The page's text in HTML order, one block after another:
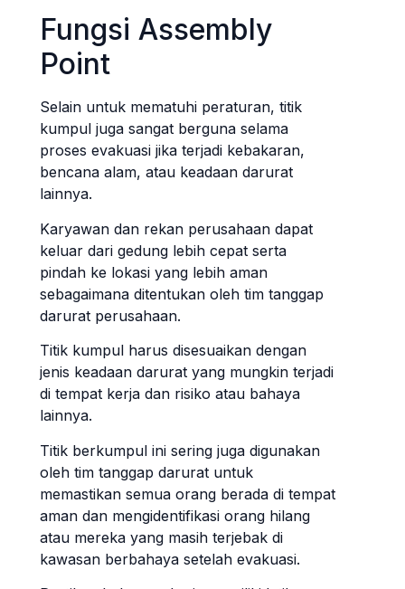
Fungsi Assembly
Point
Selain untuk mematuhi peraturan, titik
kumpul juga sangat berguna selama
proses evakuasi jika terjadi kebakaran,
bencana alam, atau keadaan darurat
lainnya.
Karyawan dan rekan perusahaan dapat
keluar dari gedung lebih cepat serta
pindah ke lokasi yang lebih aman
sebagaimana ditentukan oleh tim tanggap
darurat perusahaan.
Titik kumpul harus disesuaikan dengan
jenis keadaan darurat yang mungkin terjadi
di tempat kerja dan risiko atau bahaya
lainnya.
Titik berkumpul ini sering juga digunakan
oleh tim tanggap darurat untuk
memastikan semua orang berada di tempat
aman dan mengidentifikasi orang hilang
atau mereka yang masih terjebak di
kawasan berbahaya setelah evakuasi.